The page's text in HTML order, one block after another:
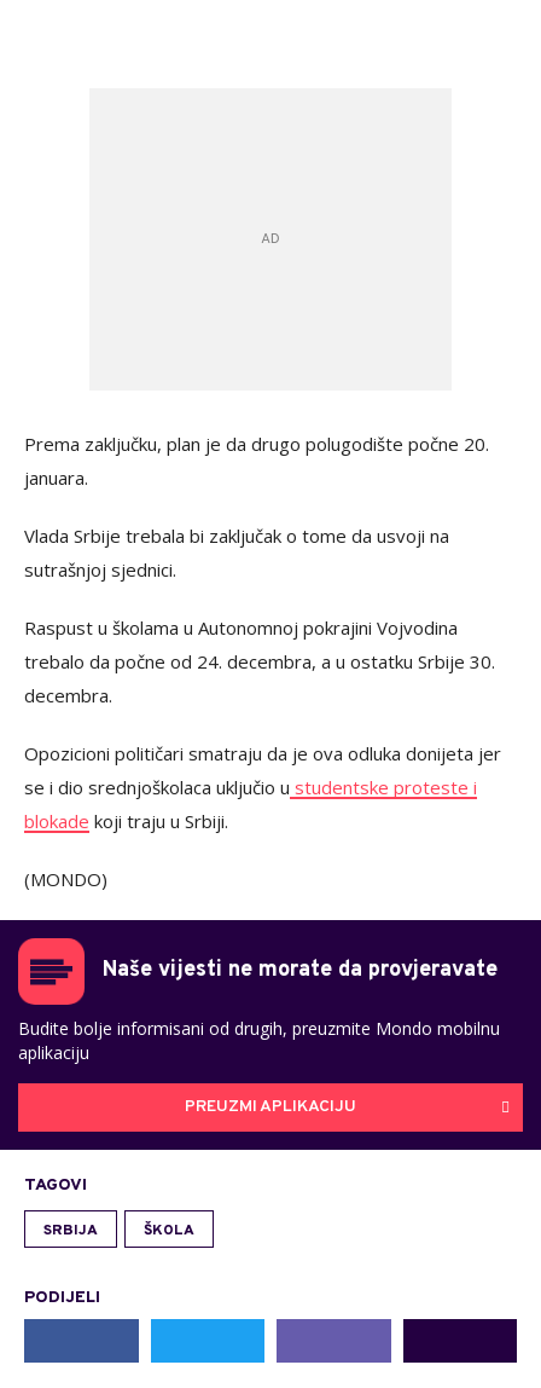
Prema zaključku, plan je da drugo polugodište počne 20.
januara.
Vlada Srbije trebala bi zaključak o tome da usvoji na
sutrašnjoj sjednici.
Raspust u školama u Autonomnoj pokrajini Vojvodina
trebalo da počne od 24. decembra, a u ostatku Srbije 30.
decembra.
Opozicioni političari smatraju da je ova odluka donijeta jer
se i dio srednjoškolaca uključio u studentske proteste i
blokade koji traju u Srbiji.
(MONDO)
Naše vijesti ne morate da provjeravate
Budite bolje informisani od drugih, preuzmite Mondo mobilnu
aplikaciju
PREUZMI APLIKACIJU
TAGOVI
SRBIJA ŠKOLA
PODIJELI